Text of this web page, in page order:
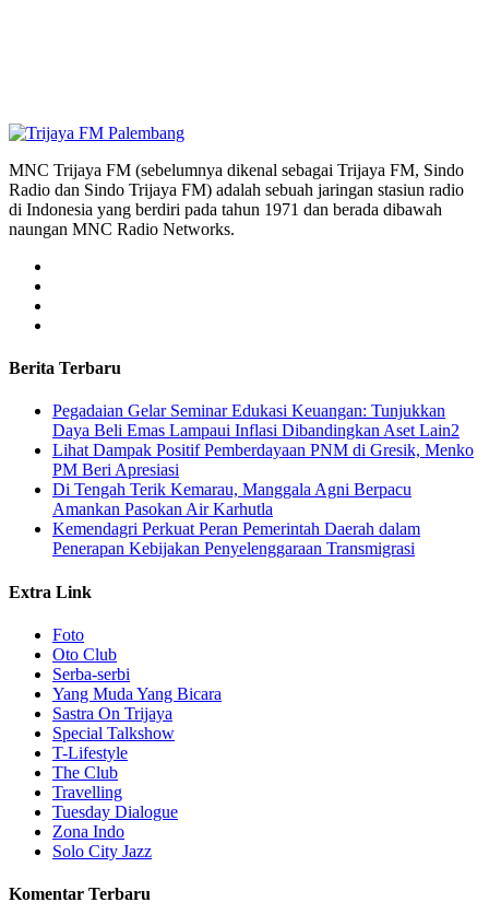
MNC Trijaya FM (sebelumnya dikenal sebagai Trijaya FM, Sindo
Radio dan Sindo Trijaya FM) adalah sebuah jaringan stasiun radio
di Indonesia yang berdiri pada tahun 1971 dan berada dibawah
naungan MNC Radio Networks.
Berita Terbaru
Pegadaian Gelar Seminar Edukasi Keuangan: Tunjukkan
Daya Beli Emas Lampaui Inflasi Dibandingkan Aset Lain2
Lihat Dampak Positif Pemberdayaan PNM di Gresik, Menko
PM Beri Apresiasi
​Di Tengah Terik Kemarau, Manggala Agni Berpacu
Amankan Pasokan Air Karhutla
Kemendagri Perkuat Peran Pemerintah Daerah dalam
Penerapan Kebijakan Penyelenggaraan Transmigrasi
Extra Link
Foto
Oto Club
Serba-serbi
Yang Muda Yang Bicara
Sastra On Trijaya
Special Talkshow
T-Lifestyle
The Club
Travelling
Tuesday Dialogue
Zona Indo
Solo City Jazz
Komentar Terbaru